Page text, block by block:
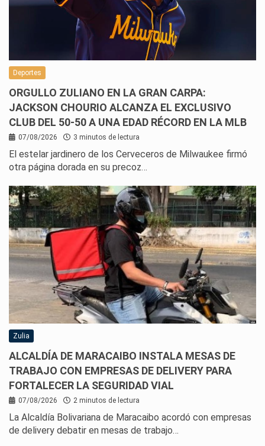
Deportes
ORGULLO ZULIANO EN LA GRAN CARPA:
JACKSON CHOURIO ALCANZA EL EXCLUSIVO
CLUB DEL 50-50 A UNA EDAD RÉCORD EN LA MLB
07/08/2026 3 minutos de lectura
El estelar jardinero de los Cerveceros de Milwaukee firmó
otra página dorada en su precoz…
Zulia
ALCALDÍA DE MARACAIBO INSTALA MESAS DE
TRABAJO CON EMPRESAS DE DELIVERY PARA
FORTALECER LA SEGURIDAD VIAL
07/08/2026 2 minutos de lectura
La Alcaldía Bolivariana de Maracaibo acordó con empresas
de delivery debatir en mesas de trabajo…